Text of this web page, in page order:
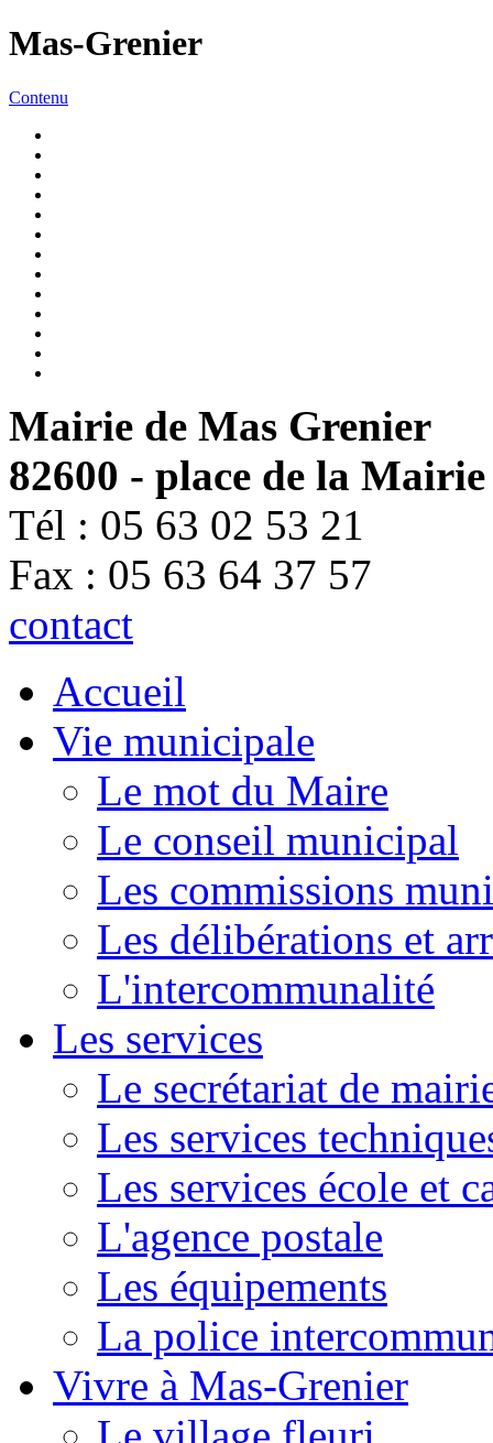
Mas-Grenier
Contenu
Mairie de Mas Grenier
82600 - place de la Mairie
Tél : 05 63 02 53 21
Fax : 05 63 64 37 57
contact
Accueil
Vie municipale
Le mot du Maire
Le conseil municipal
Les commissions
Les délibérations et
L'intercommunalité
Les services
Le secrétariat de
Les services
Les services école et
L'agence postale
Les équipements
La police
Vivre à Mas-Grenier